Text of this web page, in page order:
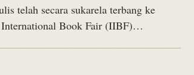
telah secara sukarela terbang ke
International Book Fair (IIBF)…